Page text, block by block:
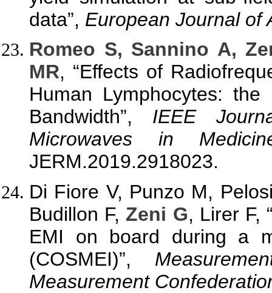
data”, European Journal of
Romeo S, Sannino A,
MR, “Effects of
Human Lymphocytes:
Bandwidth”, IEEE
Microwaves in
JERM.2019.2918023.
Di Fiore V, Punzo M,
Budillon F, Zeni G, Lirer F,
EMI on board during a
(COSMEI)”,
Measurement